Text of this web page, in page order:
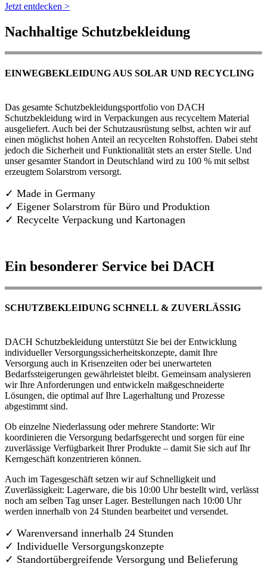
Jetzt entdecken >
Nachhaltige Schutzbekleidung
EINWEGBEKLEIDUNG AUS SOLAR UND RECYCLING
Das gesamte Schutzbekleidungsportfolio von DACH
Schutzbekleidung wird in Verpackungen aus recyceltem Material
ausgeliefert. Auch bei der Schutzausrüstung selbst, achten wir auf
einen möglichst hohen Anteil an recycelten Rohstoffen. Dabei steht
jedoch die Sicherheit und Funktionalität stets an erster Stelle. Und
unser gesamter Standort in Deutschland wird zu 100 % mit selbst
erzeugtem Solarstrom versorgt.
✓ Made in Germany
✓ Eigener Solarstrom für Büro und Produktion
✓ Recycelte Verpackung und Kartonagen
Ein besonderer Service bei DACH
SCHUTZBEKLEIDUNG SCHNELL & ZUVERLÄSSIG
DACH Schutzbekleidung unterstützt Sie bei der Entwicklung
individueller Versorgungssicherheitskonzepte, damit Ihre
Versorgung auch in Krisenzeiten oder bei unerwarteten
Bedarfssteigerungen gewährleistet bleibt. Gemeinsam analysieren
wir Ihre Anforderungen und entwickeln maßgeschneiderte
Lösungen, die optimal auf Ihre Lagerhaltung und Prozesse
abgestimmt sind.
Ob einzelne Niederlassung oder mehrere Standorte: Wir
koordinieren die Versorgung bedarfsgerecht und sorgen für eine
zuverlässige Verfügbarkeit Ihrer Produkte – damit Sie sich auf Ihr
Kerngeschäft konzentrieren können.
Auch im Tagesgeschäft setzen wir auf Schnelligkeit und
Zuverlässigkeit: Lagerware, die bis 10:00 Uhr bestellt wird, verlässt
noch am selben Tag unser Lager. Bestellungen nach 10:00 Uhr
werden innerhalb von 24 Stunden bearbeitet und versendet.
✓ Warenversand innerhalb 24 Stunden
✓ Individuelle Versorgungskonzepte
✓ Standortübergreifende Versorgung und Belieferung